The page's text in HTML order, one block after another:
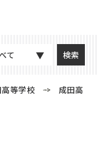
て
等学校
成田高